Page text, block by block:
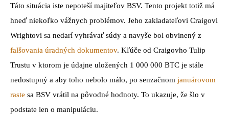
Táto situácia iste nepoteší majiteľov BSV. Tento projekt totiž má
hneď niekoľko vážnych problémov. Jeho zakladateľovi Craigovi
Wrightovi sa nedarí vyhrávať súdy a navyše bol obvinený z
falšovania úradných dokumentov. Kľúče od Craigovho Tulip
Trustu v ktorom je údajne uložených 1 000 000 BTC je stále
nedostupný a aby toho nebolo málo, po senzačnom januárovom
raste sa BSV vrátil na pôvodné hodnoty. To ukazuje, že šlo v
podstate len o manipuláciu.